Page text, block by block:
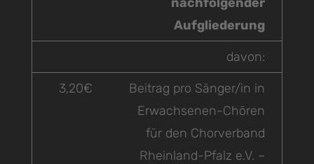
Aufgliederung
davon:
3,20€
Beitrag pro Sänger/in in
Erwachsenen-Chören
für den Chorverband
Rheinland-Pfalz e.V. –